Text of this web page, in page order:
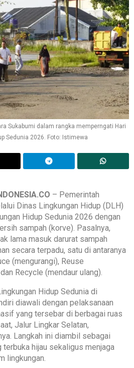
Sukabumi dalam rangka memperngati Hari
Sedunia 2026. Foto: Istimewa
– Pemerintah
Dinas Lingkungan Hidup (DLH)
Hidup Sedunia 2026 dengan
sampah (korve). Pasalnya,
lama masuk darurat sampah
secara terpadu, satu di antaranya
(mengurangi), Reuse
Recycle (mendaur ulang).
Hidup Sedunia di
diawali dengan pelaksanaan
yang tersebar di berbagai ruas
Jalur Lingkar Selatan,
Langkah ini diambil sebagai
terbuka hijau sekaligus menjaga
lingkungan.